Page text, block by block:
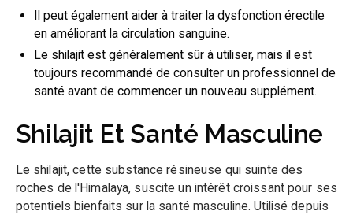
Il peut également aider à traiter la dysfonction érectile
en améliorant la circulation sanguine.
Le shilajit est généralement sûr à utiliser, mais il est
toujours recommandé de consulter un professionnel de
santé avant de commencer un nouveau supplément.
Shilajit Et Santé Masculine
Le shilajit, cette substance résineuse qui suinte des
roches de l'Himalaya, suscite un intérêt croissant pour ses
potentiels bienfaits sur la santé masculine. Utilisé depuis